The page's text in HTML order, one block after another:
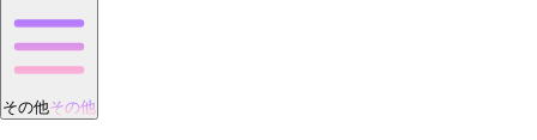
その他その他